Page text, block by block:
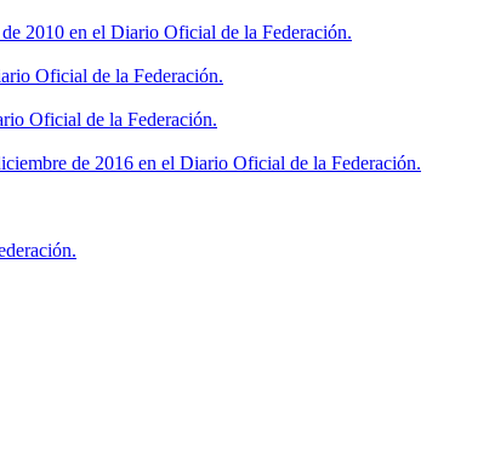
2010 en el Diario Oficial de la Federación.
Oficial de la Federación.
Oficial de la Federación.
de 2016 en el Diario Oficial de la Federación.